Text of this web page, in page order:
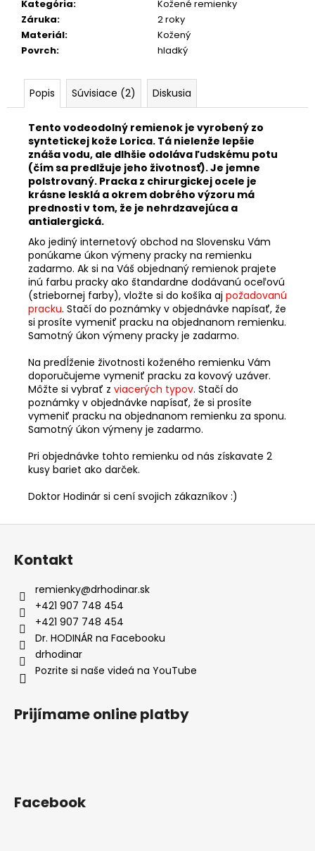
Kategória:
Kožené remienky
Záruka:
2 roky
Materiál:
Kožený
Povrch: hladký
Popis Súvisiace (2) Diskusia
Tento vodeodolný remienok je vyrobený zo
syntetickej kože Lorica. Tá nielenže lepšie
znáša vodu, ale dlhšie odoláva ľudskému potu
(čím sa predlžuje jeho životnosť). Je jemne
polstrovaný. Pracka z chirurgickej ocele je
krásne lesklá a okrem dobrého výzoru má
prednosti v tom, že je nehrdzavejúca a
antialergická.
Ako jediný internetový obchod na Slovensku Vám
ponúkame úkon výmeny pracky na remienku
zadarmo. Ak si na Váš objednaný remienok prajete
inú farbu pracky ako štandardne dodávanú oceľovú
(striebornej farby), vložte si do košíka aj požadovanú
pracku. Stačí do poznámky v objednávke napísať, že
si prosíte vymeniť pracku na objednanom remienku.
Samotný úkon výmeny pracky je zadarmo.
Na predĺženie životnosti koženého remienku Vám
doporučujeme vymeniť pracku za kovový uzáver.
Môžte si vybrať z viacerých typov. Stačí do
poznámky v objednávke napísať, že si prosíte
vymeniť pracku na objednanom remienku za sponu.
Samotný úkon výmeny je zadarmo.
Pri objednávke tohto remienku od nás získavate 2
kusy bariet ako darček.
Doktor Hodinár si cení svojich zákazníkov :)
KOVOVÝ
REMIENOK
OCELE
M4950
€33,50
Z
Kontakt
remienky@drhodinar.sk
+421 907 748 454
+421 907 748 454
Dr. HODINÁR na Facebooku
drhodinar
Pozrite si naše videá na YouTube
Prijímame online platby
Facebook